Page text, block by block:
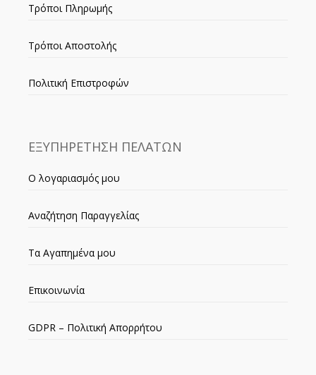
Τρόποι Πληρωμής
Τρόποι Αποστολής
Πολιτική Επιστροφών
ΕΞΥΠΗΡΕΤΗΣΗ ΠΕΛΑΤΩΝ
Ο λογαριασμός μου
Αναζήτηση Παραγγελίας
Τα Αγαπημένα μου
Επικοινωνία
GDPR – Πολιτική Απορρήτου